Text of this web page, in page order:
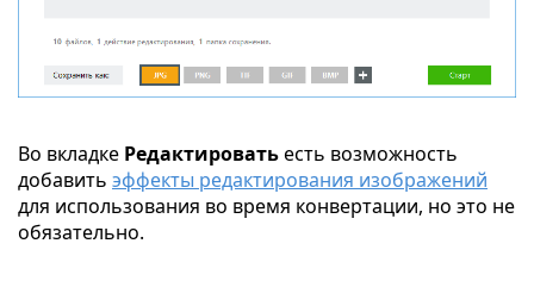
Во вкладке Редактироватьесть возможность
добавить эффекты редактирования изображений
для использования во время конвертации, но это не
обязательно.